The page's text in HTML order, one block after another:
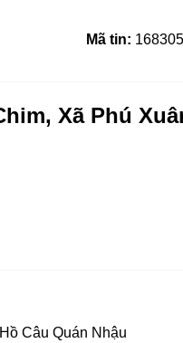
Mã tin:
Xã Phú
Câu Quán Nhậu